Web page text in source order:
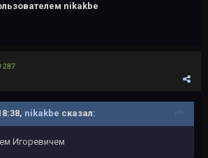
nikakbe
287
nikakbe сказал:
Игоревичем